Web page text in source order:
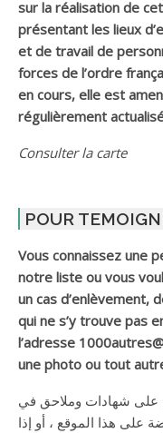
sur la réalisation de
présentant les lieux
et de travail de
forces de l’ordre
en cours, elle est
régulièrement
Consulter la carte
POUR
Vous connaissez une
notre liste ou vous
un cas d’enlèvement,
qui ne s’y trouve pas
l’adresse
une photo ou tout
شهادات وملاحق في
على هذا الموقع ، أو إذا